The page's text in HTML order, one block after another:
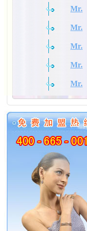
Mr.
Mr.
Mr.
Mr.
Mr.